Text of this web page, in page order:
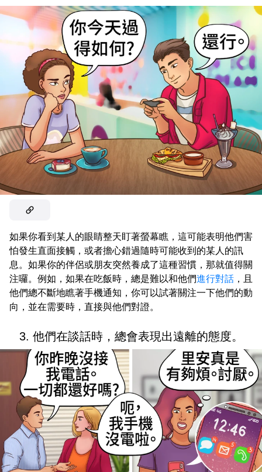
如果你看到某人的眼睛整天盯著螢幕瞧，這可能表明他們害
怕發生直面接觸，或者擔心錯過隨時可能收到的某人的訊
息。如果你的伴侶或朋友突然養成了這種習慣，那就值得關
注囉。例如，如果在吃飯時，總是難以和他們進行對話 ，且
他們總不斷地瞧著手機通知，你可以試著關注一下他們的動
向，並在需要時，直接與他們對證。
3. 他們在談話時，總會表現出遠離的態度。